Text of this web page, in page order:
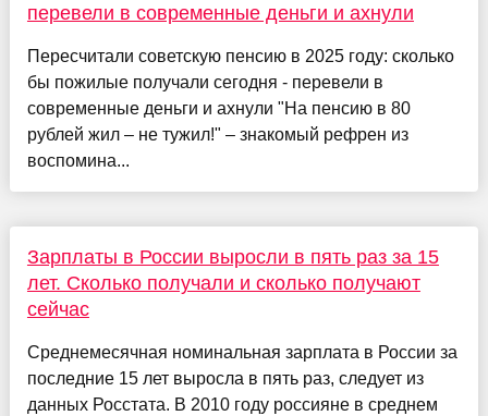
перевели в современные деньги и ахнули
Пересчитали советскую пенсию в 2025 году: сколько
бы пожилые получали сегодня - перевели в
современные деньги и ахнули "На пенсию в 80
рублей жил – не тужил!" – знакомый рефрен из
воспомина...
Зарплаты в России выросли в пять раз за 15
лет. Сколько получали и сколько получают
сейчас
Среднемесячная номинальная зарплата в России за
последние 15 лет выросла в пять раз, следует из
данных Росстата. В 2010 году россияне в среднем